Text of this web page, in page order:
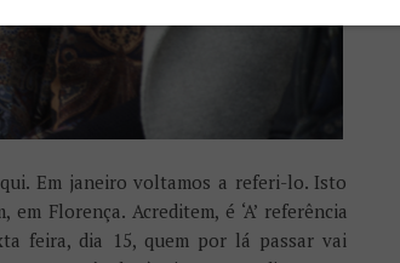
Em janeiro voltamos a referi-lo. Isto
Florença. Acreditem, é ‘A’ referência
feira, dia 15, quem por lá passar vai